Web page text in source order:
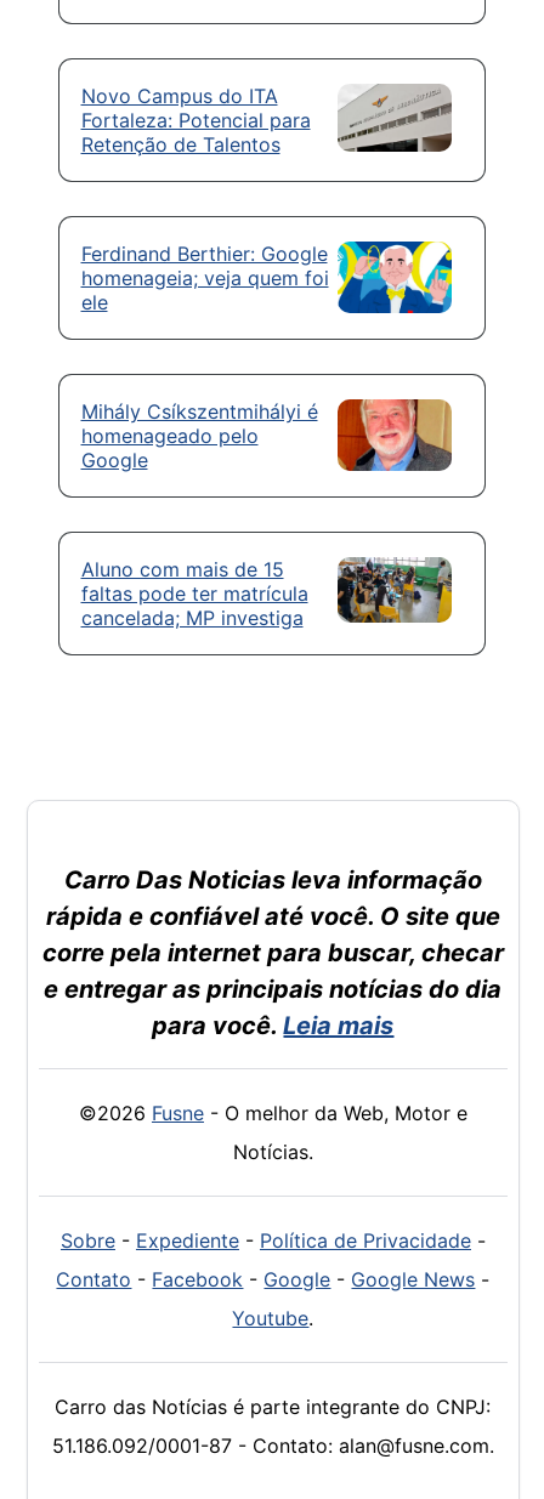
Novo Campus do ITA
Fortaleza: Potencial para
Retenção de Talentos
Ferdinand Berthier: Google
homenageia; veja quem foi
ele
Mihály Csíkszentmihályi é
homenageado pelo
Google
Aluno com mais de 15
faltas pode ter matrícula
cancelada; MP investiga
Carro Das Noticias leva informação
rápida e confiável até você. O site que
corre pela internet para buscar, checar
e entregar as principais notícias do dia
para você.Leia mais
©2026 Fusne- O melhor da Web, Motor e
Notícias.
Sobre- Expediente- Política de Privacidade-
Contato - Facebook - Google - Google News -
Youtube.
Carro das Notícias é parte integrante do CNPJ:
51.186.092/0001-87 - Contato: alan@fusne.com.